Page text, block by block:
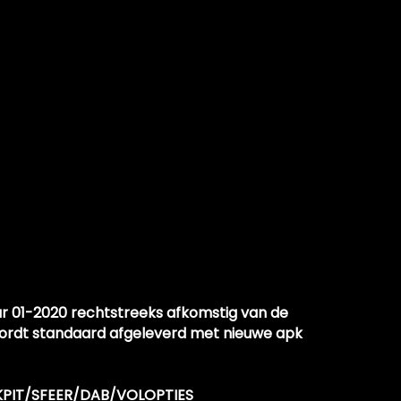
01-2020 rechtstreeks afkomstig van de
standaard afgeleverd met nieuwe apk
SFEER/DAB/VOLOPTIES